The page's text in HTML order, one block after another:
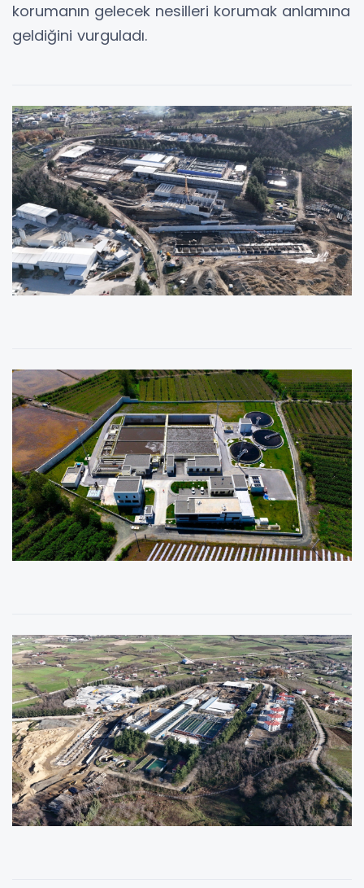
korumanın gelecek nesilleri korumak anlamına
geldiğini vurguladı.